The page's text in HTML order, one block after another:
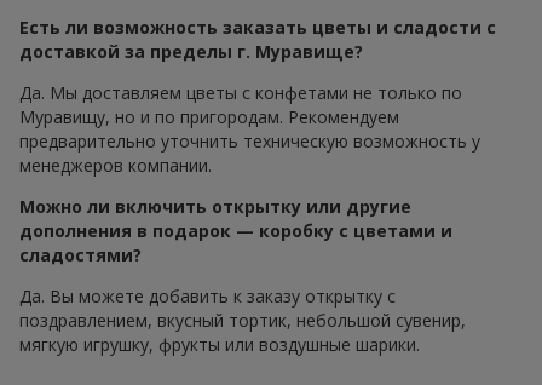
Есть ли возможность заказать цветы и сладости с
доставкой за пределы г. Муравище?
Да. Мы доставляем цветы с конфетами не только по
Муравищу, но и по пригородам. Рекомендуем
предварительно уточнить техническую возможность у
менеджеров компании.
Можно ли включить открытку или другие
дополнения в подарок — коробку с цветами и
сладостями?
Да. Вы можете добавить к заказу открытку с
поздравлением, вкусный тортик, небольшой сувенир,
мягкую игрушку, фрукты или воздушные шарики.